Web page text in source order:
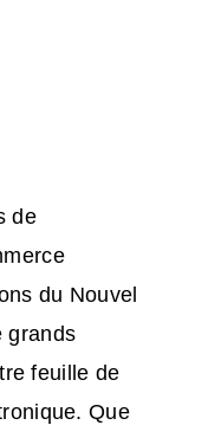
de
du Nouvel
grands
feuille de
Que